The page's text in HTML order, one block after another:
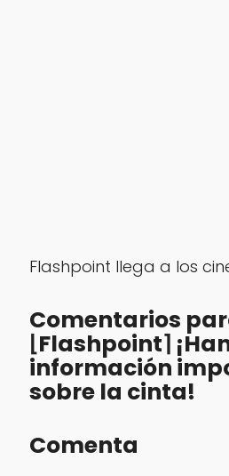
Flashpoint llega a los
Comentarios
⌊Flashpoint⌉
información
sobre la cinta!
Comenta